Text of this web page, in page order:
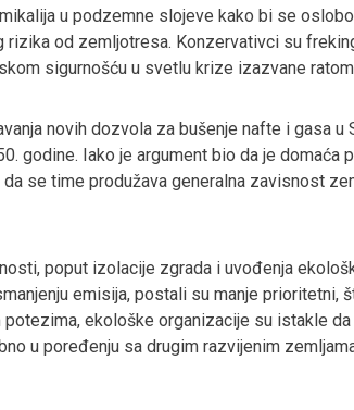
u podzemne slojeve kako bi se
od zemljotresa. Konzervativci su
sigurnošću u svetlu krize izazvane ratom
novih dozvola za bušenje nafte i gasa u
godine. Iako je argument bio da je domaća
se time produžava generalna zavisnost
poput izolacije zgrada i uvođenja
emisija, postali su manje prioritetni,
ekološke organizacije su istakle
u poređenju sa drugim razvijenim